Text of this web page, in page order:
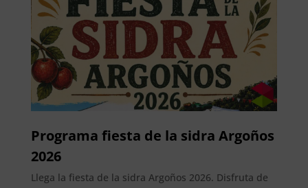
Programa fiesta de la sidra Argoños
2026
Llega la fiesta de la sidra Argoños 2026. Disfruta de